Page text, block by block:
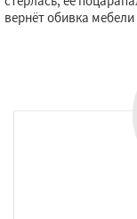
вернёт обивка